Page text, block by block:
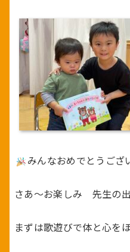
みんなおめでとうござ
さあ～お楽しみ 先生の
まずは歌遊びで体と心を